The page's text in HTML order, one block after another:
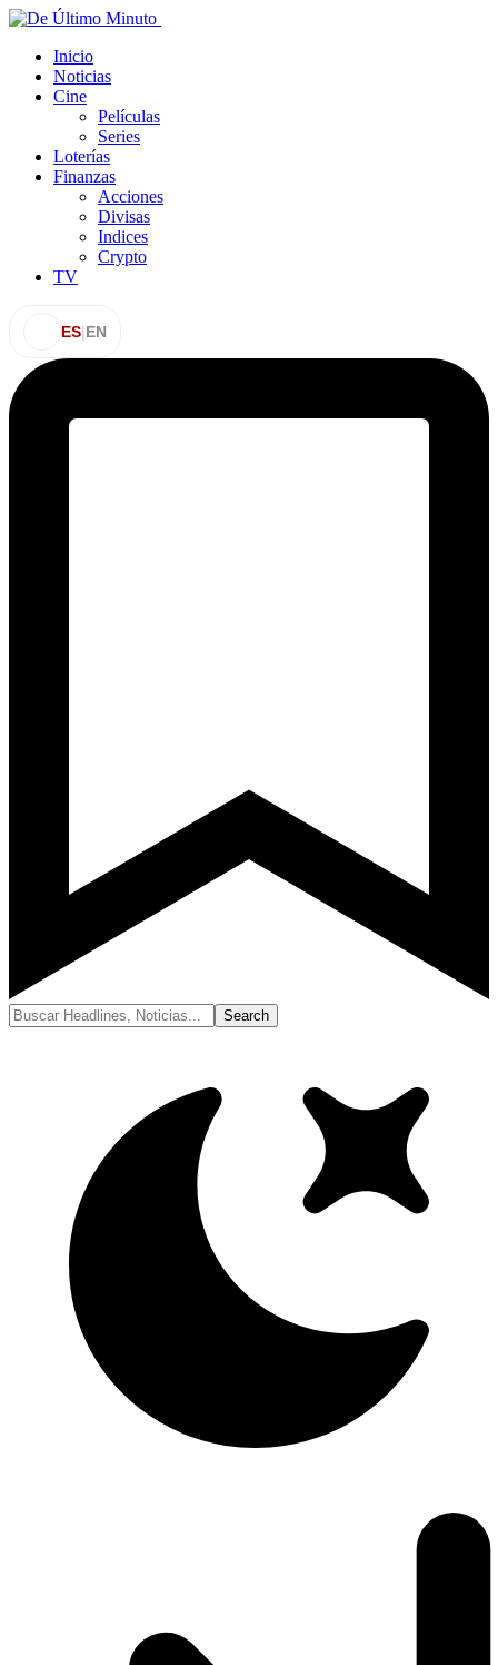
Inicio
Noticias
Cine
Películas
Series
Loterías
Finanzas
Acciones
Divisas
Indices
Crypto
TV
ES|EN